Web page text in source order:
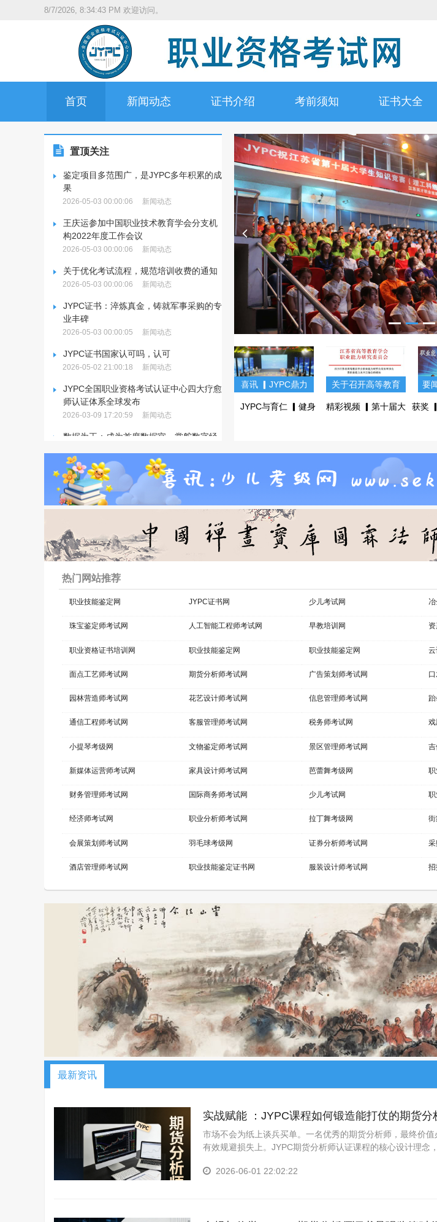
8/7/2026, 8:34:44 PM 欢迎访问。
首页 新闻动态 证书介绍 考前须知 证书大全
置顶关注
鉴定项目多范围广，是JYPC多年积累的成
果
2026-05-03 00:00:06 新闻动态
王庆运参加中国职业技术教育学会分支机
构2022年度工作会议
2026-05-03 00:00:06 新闻动态
关于优化考试流程，规范培训收费的通知
2026-05-03 00:00:06 新闻动态
JYPC证书：淬炼真金，铸就军事采购的专
业丰碑
2026-05-03 00:00:05 新闻动态
JYPC证书国家认可吗，认可
2026-05-02 21:00:18 新闻动态
JYPC全国职业资格考试认证中心四大疗愈
师认证体系全球发布
2026-03-09 17:20:59 新闻动态
数据为王：成为首席数据官，掌舵数字经
2026-03-09 16:46:00 新闻动态
JYPC五十篇两会期间宣言：一家民营企业
的法治追问与时代呐喊
2026-02-27 17:18:56 新闻动态
JYPC重磅宣布：推行全国独家代理制，聚
焦品牌升级与市场规范
2026-02-25 15:09:36 新闻动态
放假通知
喜讯 ▎JYPC鼎力
支持，江苏省第十
关于召开高等教育
学会职业能力研究
要
究
JYPC与育仁 ▎健身
精彩视频 ▎第十届大
获奖
热门网站推荐
职业技能鉴定网 JYPC证书网 少儿考试网
珠宝鉴定师考试网 人工智能工程师考试网 早教培训网
职业资格证书培训网 职业技能鉴定网 职业技能鉴定网
面点工艺师考试网 期货分析师考试网 广告策划师考试网
园林营造师考试网 花艺设计师考试网 信息管理师考试网
通信工程师考试网 客服管理师考试网 税务师考试网
小提琴考级网 文物鉴定师考试网 景区管理师考试网
新媒体运营师考试网 家具设计师考试网 芭蕾舞考级网
财务管理师考试网 国际商务师考试网 少儿考试网
经济师考试网 职业分析师考试网 拉丁舞考级网 街
会展策划师考试网 羽毛球考级网 证券分析师考试网
酒店管理师考试网 职业技能鉴定证书网 服装设计师考试网
儿童画考级网 Bim工程师考试网 展示设计师考试网
健身教练网 智能财税师考试网 摄影师考试网
中餐工艺师考试网 礼仪考级网 室内设计师考试网
Web前端工程师考试网 击剑考级网 钢琴考级网
口腔美容师考试网 建筑安装工程师考试网 城市轨道工程师考试网
职业技能证书考试网 机器人工程师考试网 机械工程师考试网
测绘工程师考试网 高铁乘务师考试网 英语培训师考试网
少儿美术考级网 网络工程师考试网 健康照护师考试网
少儿竞赛网 护理管理师考试网
工程咨询师考试网
少儿考试网 机电工程师考试网
人力资源管理师考试网
健康管理师考试网 少儿艺术考级网
最新资讯
实战赋能 ：JYPC课程如何锻造能打仗的期货分
市场不会为纸上谈兵买单。一名优秀的期货分析师，最终价
有效规避损失上。JYPC期货分析师认证课程的核心设计理念
2026-06-01 22:02:22